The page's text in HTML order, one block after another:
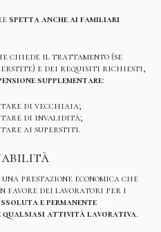
spetta anche ai familiari
chiede il trattamento (se
e dei requisiti richiesti,
supplementare:
di vecchiaia;
di invalidità;
ai superstiti.
una prestazione economica che
favore dei lavoratori per i
e permanente
qualsiasi attività lavorativa.